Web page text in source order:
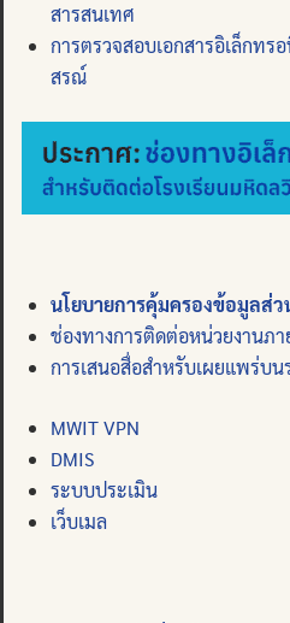
สารสนเทศ
การตรวจสอบเอกสารอิเล็กทร
สรณ์
นโยบายการคุ้มครองข้อมูลส่
ช่องทางการติดต่อหน่วยงานภา
การเสนอสื่อสำหรับเผยแพร่บน
MWIT VPN
DMIS
ระบบประเมิน
เว็บเมล